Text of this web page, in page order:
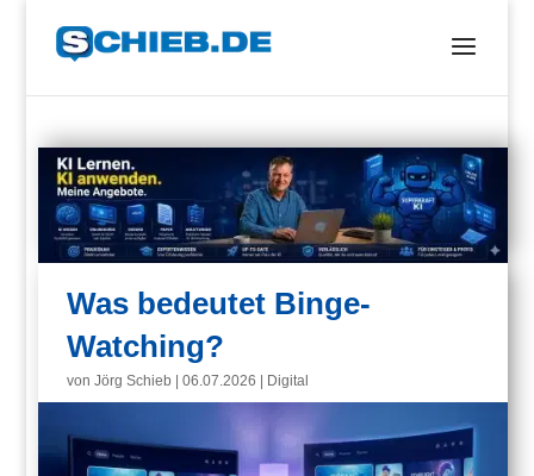
Was bedeutet Binge-
Watching?
vonJörg Schieb |06.07.2026 Digital